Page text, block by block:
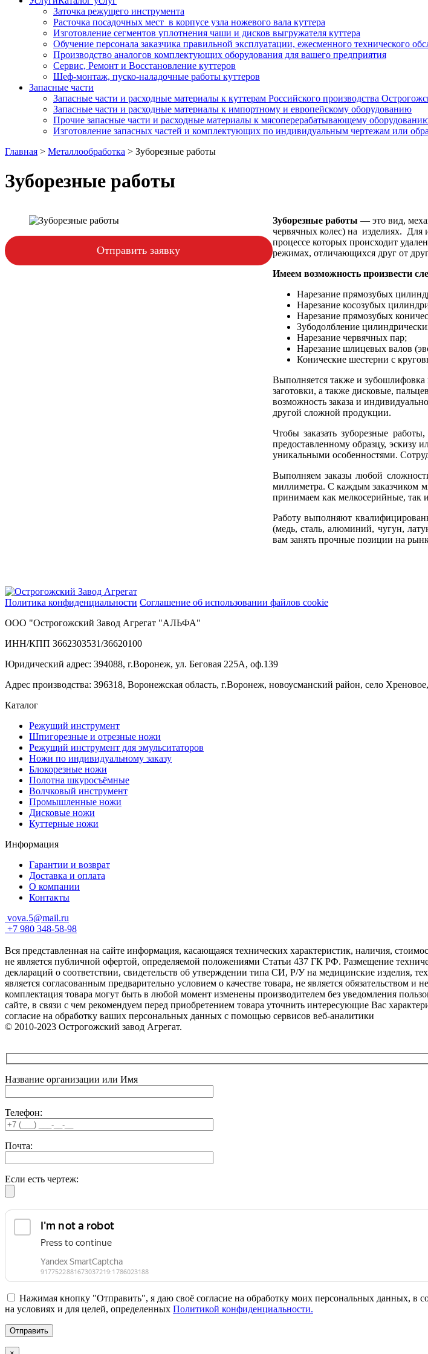
Заточка режущего инструмента
Расточка посадочных мест в корпусе узла ножевого вала куттера
Изготовление сегментов уплотнения чаши и дисков выгружателя куттера
Обучение персонала заказчика правильной эксплуатации, ежесменного технического
Производство аналогов комплектующих оборудования для вашего предприятия
Сервис, Ремонт и Восстановление куттеров
Шеф-монтаж, пуско-наладочные работы куттеров
Запасные части
Запасные части и расходные материалы к куттерам Российского производства
Запасные части и расходные материалы к импортному и европейскому оборудованию
Прочие запасные части и расходные материалы к мясоперерабатывающему
Изготовление запасных частей и комплектующих по индивидуальным чертежам или
Главная > Металлообработка > Зуборезные работы
Зуборезные работы
Отправить заявку
Зуборезные работы — это вид,
червячных колес) на изделиях. Для
процессе которых происходит
режимах, отличающихся друг от
Имеем возможность произвести
Нарезание прямозубых
Нарезание косозубых
Нарезание прямозубых
Зубодолбление
Нарезание червячных пар;
Нарезание шлицевых валов
Конические шестерни с
Выполняется также и зубошлифовка
заготовки, а также дисковые,
возможность заказа и
другой сложной продукции.
Чтобы заказать зуборезные
предоставленному образцу, эскизу
уникальными особенностями.
Выполняем заказы любой
миллиметра. С каждым заказчиком
принимаем как мелкосерийные, так
Работу выполняют
(медь, сталь, алюминий, чугун,
вам занять прочные позиции на
Политика конфиденциальности Соглашение об использовании файлов cookie
ООО "Острогожский Завод Агрегат "АЛЬФА"
ИНН/КПП 3662303531/36620100
Юридический адрес: 394088, г.Воронеж, ул. Беговая 225А, оф.139
Адрес производства: 396318, Воронежская область, г.Воронеж, новоусманский район, село
Каталог
Режущий инструмент
Шпигорезные и отрезные ножи
Режущий инструмент для эмульситаторов
Ножи по индивидуальному заказу
Блокорезные ножи
Полотна шкуросъёмные
Волчковый инструмент
Промышленные ножи
Дисковые ножи
Куттерные ножи
Информация
Гарантии и возврат
Доставка и оплата
О компании
Контакты
vova.5@mail.ru
+7 980 348-58-98
Вся представленная на сайте информация, касающаяся технических характеристик, наличия,
не является публичной офертой, определяемой положениями Статьи 437 ГК РФ. Размещение
деклараций о соответствии, свидетельств об утверждении типа СИ, Р/У на медицинские изделия,
является согласованным предварительно условием о качестве товара, не является
комплектация товара могут быть в любой момент изменены производителем без уведомления
сайте, в связи с чем рекомендуем перед приобретением товара уточнить интересующие Вас
согласие на обработку ваших персональных данных с помощью сервисов веб-аналитики
© 2010-2023 Острогожский завод Агрегат.
Название организации или Имя
Телефон:
Почта:
Если есть чертеж:
Нажимая кнопку "Отправить", я даю своё согласие на обработку моих персональных данных, в
на условиях и для целей, определенных Политикой конфиденциальности.